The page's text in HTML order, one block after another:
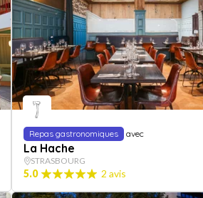
Repas gastronomiques avec
La Hache
STRASBOURG
5.0 2 avis